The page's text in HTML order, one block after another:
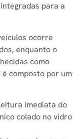
para a
ocorre
enquanto o
como
composto por um
imediata do
colado no vidro